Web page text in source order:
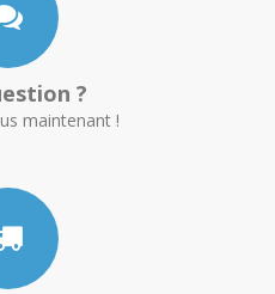
?
maintenant !